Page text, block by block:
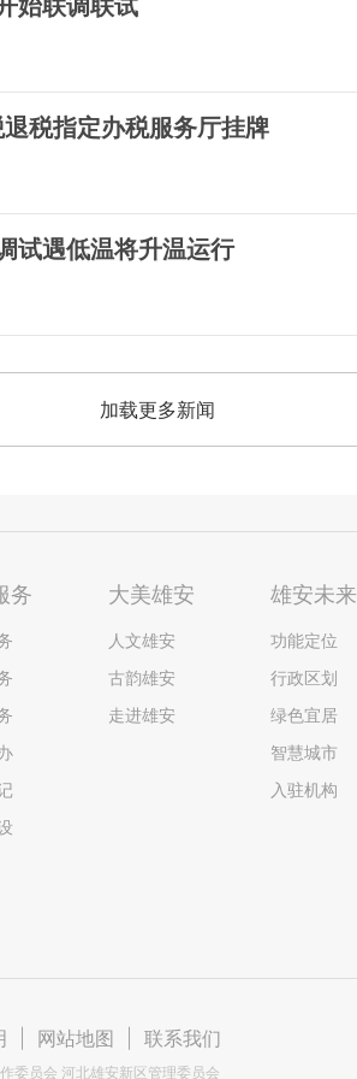
始联调联试
税指定办税服务厅挂牌
试遇低温将升温运行
加载更多新闻
务 大美雄安
人文雄安
古韵雄安
走进雄安
雄安未来
功能定位
行政区划
绿色宜居
智慧城市
入驻机构
网站地图 联系我们
委员会 河北雄安新区管理委员会